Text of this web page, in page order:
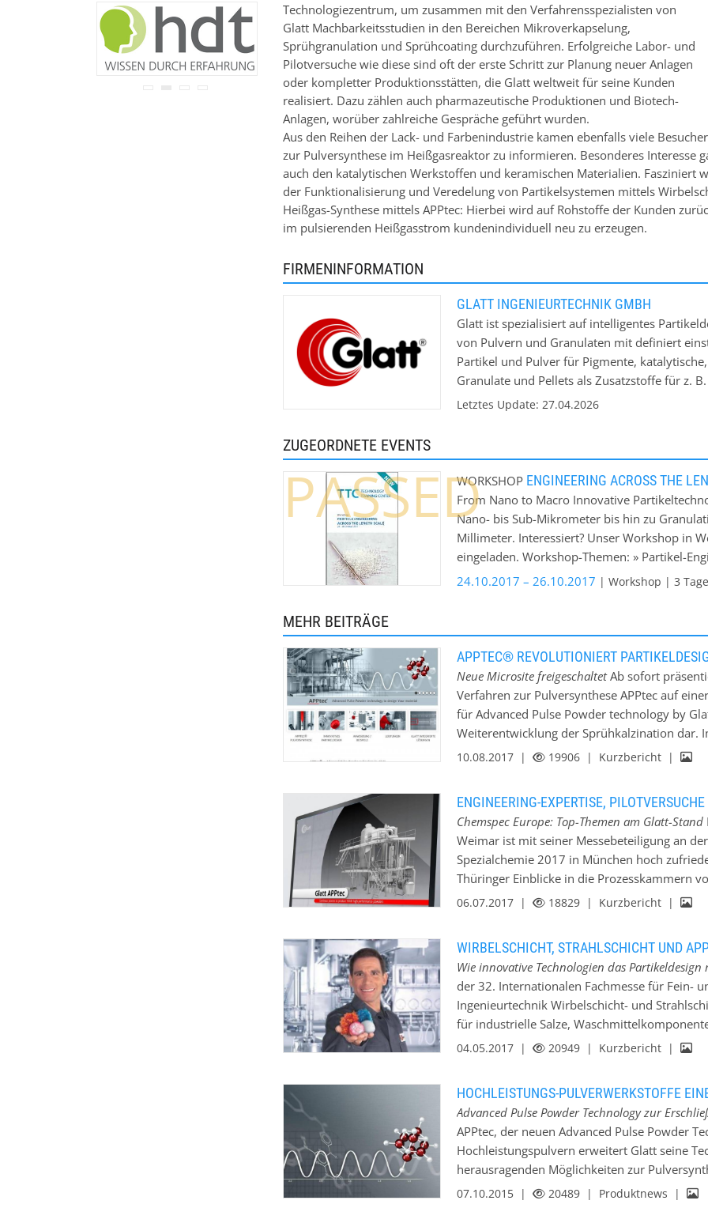
Technologiezentrum, um zusammen mit den Verfahrensspezialisten von
Glatt Machbarkeitsstudien in den Bereichen Mikroverkapselung,
Sprühgranulation und Sprühcoating durchzuführen. Erfolgreiche Labor- und
Pilotversuche wie diese sind oft der erste Schritt zur Planung neuer Anlagen
oder kompletter Produktionsstätten, die Glatt weltweit für seine Kunden
realisiert. Dazu zählen auch pharmazeutische Produktionen und Biotech-
Anlagen, worüber zahlreiche Gespräche geführt wurden.
Aus den Reihen der Lack- und Farbenindustrie kamen ebenfalls viele
zur Pulversynthese im Heißgasreaktor zu informieren. Besonderes Interesse
auch den katalytischen Werkstoffen und keramischen Materialien. Fasziniert
der Funktionalisierung und Veredelung von Partikelsystemen mittels
Heißgas-Synthese mittels APPtec: Hierbei wird auf Rohstoffe der Kunden
im pulsierenden Heißgasstrom kundenindividuell neu zu erzeugen.
FIRMENINFORMATION
GLATT INGENIEURTECHNIK GMBH
Glatt ist spezialisiert auf intelligentes
von Pulvern und Granulaten mit definiert
Partikel und Pulver für Pigmente,
Granulate und Pellets als Zusatzstoffe für z.
Reinigungsmittel, Düngemittel, Pestizide,
aktiven, sensiblen Substanzen, die es zu
Technologie zur Sprühkalzination, ist es
pulsierenden Heißgasstrom zu erzeugen, zu
Pionier für Wirbelschicht- und Strahlschicht-
Verfahren zur Formulierung und
Sprühagglomeration, Sprühgranulation,
Hochtemperatur-Bereich. Glatt unterstützt
Teams maßgeschneiderte
Pharma- und Biotech-Applikationen
Ob auf Basis von Pulversynthese,
ebenfalls die zertifizierte Lohnherstellung für
Letztes Update: 27.04.2026
ZUGEORDNETE EVENTS
WORKSHOP ENGINEERING ACROSS THE
From Nano to Macro Innovative
Nano- bis Sub-Mikrometer bis hin zu
Millimeter. Interessiert? Unser Workshop in
eingeladen. Workshop-Themen: » Partikel-
funktionalem Mehrwert » Pulversynthese
Partikelsystemen » Trocknungsprozesse -
Strukturen » Produktdesign - ein
Neben theoretischen Grundlagen zum
Demonstration aller heute modernen
mittels APPtec sowie für
Wirbelschicht- und Strahlschichtverfahren.
zu Scale-up- Methoden sowie zu Simulation
bewerten und erfahren Sie, welchen Einfluss
Rohmaterialeigenschaften auf den
Prozesse basieren auf repräsentativen
Funktionalitäten im Glatt
Überblick über verschiedene Aspekte zur
Verarbeitung und Qualitätsbewertung.
24.10.2017 – 26.10.2017 | Workshop | 3
PASSED
MEHR BEITRÄGE
APPTEC® REVOLUTIONIERT
Neue Microsite freigeschaltetAb sofort
Verfahren zur Pulversynthese APPtec auf
für Advanced Pulse Powder technology by
Weiterentwicklung der Sprühkalzination dar.
einer nahezu frei einstellbaren chemischen
Prozessschritt realisieren wie funktionelle
Schichtdicke, Porosität und Aktivität.
10.08.2017 | 19906 | Kurzbericht |
ENGINEERING-EXPERTISE,
Chemspec Europe: Top-Themen am Glatt-Stand
Weimar ist mit seiner Messebeteiligung an
Spezialchemie 2017 in München hoch
Thüringer Einblicke in die Prozesskammern
und stellten APPtec vor, ihr neuartiges
Optokeramiken für Linsen und Detektoren.
und Pulver mit ganz besonderen
Glatt Ingenieurtechnik. Die Engineering-
nur Wirbelschichtapparate und ganze
zusammen mit den Kunden den Prozess
06.07.2017 | 18829 | Kurzbericht |
WIRBELSCHICHT, STRAHLSCHICHT UND
Wie innovative Technologien das
der 32. Internationalen Fachmesse für Fein-
Ingenieurtechnik Wirbelschicht- und
für industrielle Salze,
stabilisiert, funktionalisiert und für die
können – etwa Effektpigmente für die
oder Optokeramiken für Linsen und
dosierbare Komponenten mit definierten
Korngrößenverteilung essentiell, um neue
Wirbelschicht- und Strahlschichttechnologien
04.05.2017 | 20949 | Kurzbericht |
HOCHLEISTUNGS-PULVERWERKSTOFFE
Advanced Pulse Powder Technology zur
APPtec, der neuen Advanced Pulse Powder
Hochleistungspulvern erweitert Glatt seine
herausragenden Möglichkeiten zur
Eigenschaftskombinationen ausgestattet
07.10.2015 | 20489 | Produktnews |